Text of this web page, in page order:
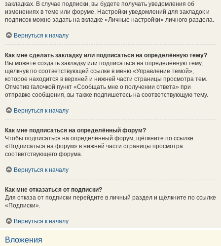
закладках. В случае подписки, вы будете получать уведомления об
изменениях в теме или форуме. Настройки уведомлений для закладок и
подписок можно задать на вкладке «Личные настройки» личного раздела.
Вернуться к началу
Как мне сделать закладку или подписаться на определённую тему?
Вы можете создать закладку или подписаться на определённую тему,
щёлкнув по соответствующей ссылке в меню «Управление темой»,
которое находится в верхней и нижней части страницы просмотра тем.
Отметив галочкой пункт «Сообщать мне о получении ответа» при
отправке сообщения, вы также подпишетесь на соответствующую тему.
Вернуться к началу
Как мне подписаться на определённый форум?
Чтобы подписаться на определённый форум, щёлкните по ссылке
«Подписаться на форум» в нижней части страницы просмотра
соответствующего форума.
Вернуться к началу
Как мне отказаться от подписки?
Для отказа от подписки перейдите в личный раздел и щёлкните по ссылке
«Подписки».
Вернуться к началу
Вложения